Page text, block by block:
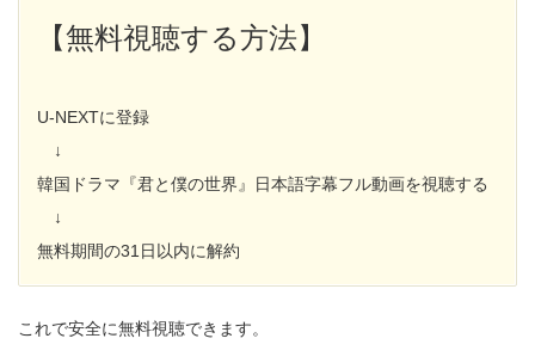
【無料視聴する方法】
U-NEXTに登録
↓
韓国ドラマ『君と僕の世界』日本語字幕フル動画を視聴する
↓
無料期間の31日以内に解約
これで安全に無料視聴できます。